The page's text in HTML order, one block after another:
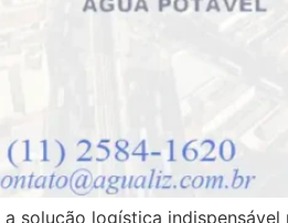
solução logística